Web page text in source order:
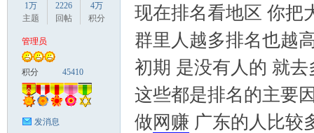
1万
主题
2226
回帖
4万
积分
管理员
积分 45410
发消息
现在排名看地区 你把
群里人越多排名也越
初期 是没有人的 就
这些都是排名的主要
做网赚 广东的人比较